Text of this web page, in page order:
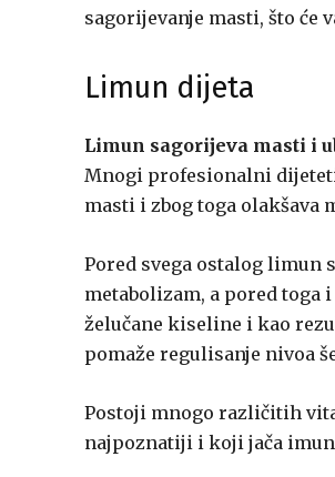
sagorijevanje masti, što će
Limun dijeta
Limun sagorijeva masti i
Mnogi profesionalni
masti i zbog toga olakšava
Pored svega ostalog limun
metabolizam, a pored
želučane kiseline i kao
pomaže regulisanje nivoa
Postoji mnogo različitih
najpoznatiji i koji jača